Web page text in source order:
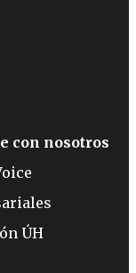
con nosotros
ÚH